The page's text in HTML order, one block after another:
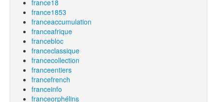
france18
france1853
franceaccumulation
franceafrique
francebloc
franceclassique
francecollection
franceentiers
francefrench
franceinfo
franceorphélins